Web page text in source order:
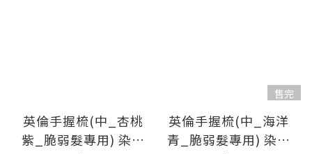
英倫手握梳(中_杏桃
紫_脆弱髮專用) 染後
售完
英倫手握梳(中_海洋
青_脆弱髮專用) 染後